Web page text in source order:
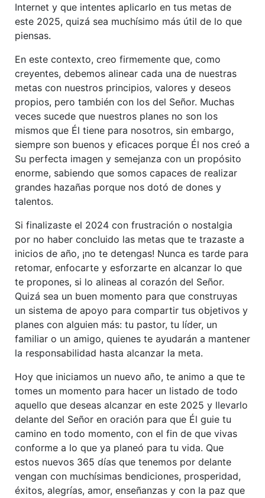
Internet y que intentes aplicarlo en tus metas de
este 2025, quizá sea muchísimo más útil de lo que
piensas.
En este contexto, creo firmemente que, como
creyentes, debemos alinear cada una de nuestras
metas con nuestros principios, valores y deseos
propios, pero también con los del Señor. Muchas
veces sucede que nuestros planes no son los
mismos que Él tiene para nosotros, sin embargo,
siempre son buenos y eficaces porque Él nos creó a
Su perfecta imagen y semejanza con un propósito
enorme, sabiendo que somos capaces de realizar
grandes hazañas porque nos dotó de dones y
talentos.
Si finalizaste el 2024 con frustración o nostalgia
por no haber concluido las metas que te trazaste a
inicios de año, ¡no te detengas! Nunca es tarde para
retomar, enfocarte y esforzarte en alcanzar lo que
te propones, si lo alineas al corazón del Señor.
Quizá sea un buen momento para que construyas
un sistema de apoyo para compartir tus objetivos y
planes con alguien más: tu pastor, tu líder, un
familiar o un amigo, quienes te ayudarán a mantener
la responsabilidad hasta alcanzar la meta.
Hoy que iniciamos un nuevo año, te animo a que te
tomes un momento para hacer un listado de todo
aquello que deseas alcanzar en este 2025 y llevarlo
delante del Señor en oración para que Él guie tu
camino en todo momento, con el fin de que vivas
conforme a lo que ya planeó para tu vida. Que
estos nuevos 365 días que tenemos por delante
vengan con muchísimas bendiciones, prosperidad,
éxitos, alegrías, amor, enseñanzas y con la paz que